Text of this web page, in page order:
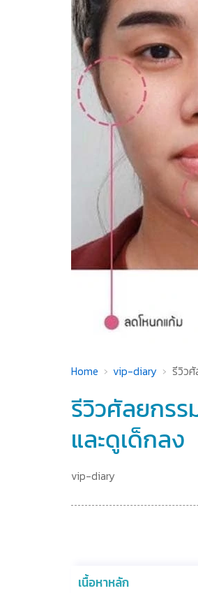
Home vip-diary รีวิวศั
รีวิวศัลยกรร
และดูเด็กลง
vip-diary
เนื้อหาหลัก